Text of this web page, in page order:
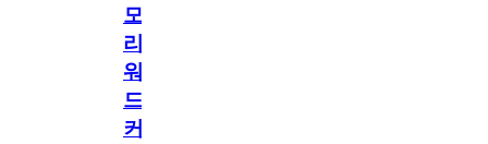
모
리
워
드
커